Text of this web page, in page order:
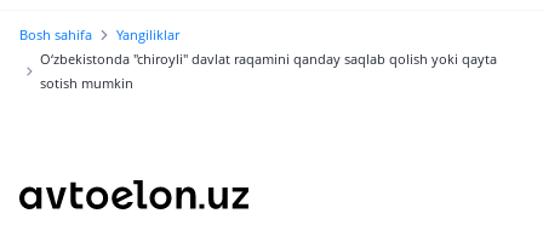
Bosh sahifa
Yangiliklar
O‘zbekistonda "chiroyli" davlat raqamini qanday saqlab qolish yoki qayta
sotish mumkin